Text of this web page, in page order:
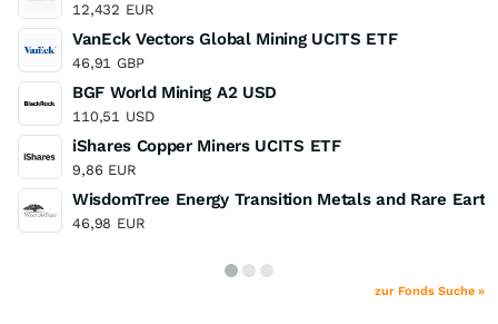
12,432 EUR
VanEck Vectors Global Mining UCITS ETF
46,91 GBP
BGF World Mining A2 USD
110,51 USD
iShares Copper Miners UCITS ETF
9,86 EUR
WisdomTree Energy Transition Metals and Rare
46,98 EUR
zur Fonds Suche »